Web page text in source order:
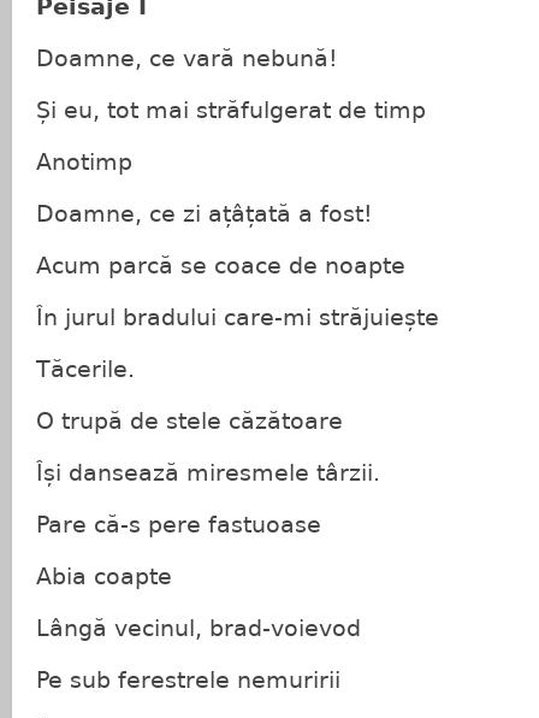
Peisaje I
Doamne, ce vară nebună!
Și eu, tot mai străfulgerat de timp
Anotimp
Doamne, ce zi ațâțată a fost!
Acum parcă se coace de noapte
În jurul bradului care-mi străjuiește
Tăcerile.
O trupă de stele căzătoare
Își dansează miresmele târzii.
Pare că-s pere fastuoase
Abia coapte
Lângă vecinul, brad-voievod
Pe sub ferestrele nemuririi